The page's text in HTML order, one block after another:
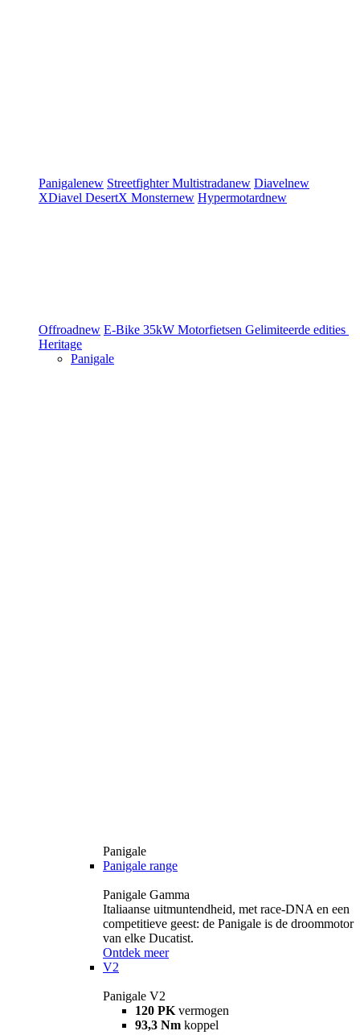
Panigalenew StreetfighterMultistradanew Diavelnew
XDiavel DesertX Monsternew Hypermotardnew
Offroadnew E-Bike 35kW Motorfietsen Gelimiteerde edities
Heritage
Panigale
Panigale
Panigale range
Panigale Gamma
Italiaanse uitmuntendheid, met race-DNA en een
competitieve geest: de Panigale is de droommotor
van elke Ducatist.
Ontdek meer
V2
Panigale V2
120 PK vermogen
93,3 Nm koppel